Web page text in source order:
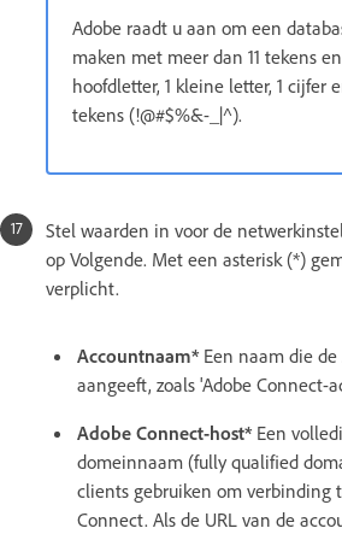
Adobe raadt u aan om een
maken met meer dan 11 tekens
hoofdletter, 1 kleine letter, 1 cijfer
tekens (!@#$%&-_|^).
Stel waarden in voor de
op Volgende. Met een asterisk (*)
verplicht.
Accountnaam* Een naam die
aangeeft, zoals 'Adobe Connect-
Adobe Connect-host* Een
domeinnaam (fully qualified
clients gebruiken om verbinding
Connect. Als de URL van de